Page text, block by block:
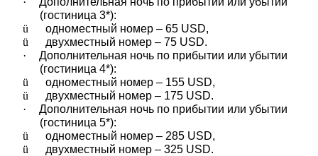
(гостиница 3*):
ü
одноместный номер – 65 USD,
ü
двухместный номер – 75 USD.
·
Дополнительная ночь по прибытии или убытии
(гостиница 4*):
ü
одноместный номер – 155 USD,
ü
двухместный номер – 175 USD.
·
Дополнительная ночь по прибытии или убытии
(гостиница 5*):
ü
одноместный номер – 285 USD,
ü
двухместный номер – 325 USD.